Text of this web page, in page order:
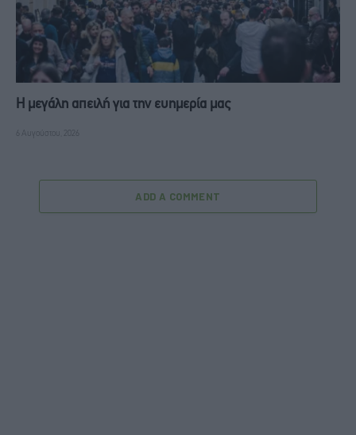
Η μεγάλη απειλή για την ευημερία μας
6 Αυγούστου, 2026
ADD A COMMENT